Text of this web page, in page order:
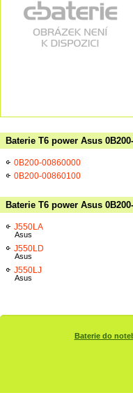
Baterie T6 power Asus
0B200-00860000
0B200-00860100
Baterie T6 power Asus
J550LA
Asus
J550LD
Asus
J550LJ
Asus
Baterie do